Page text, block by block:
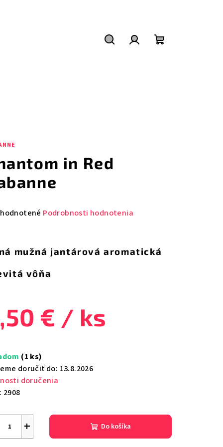
in Red
Podrobnosti hodnotenia
mužná jantárová aromatická
vôňa
€ / ks
(1 ks)
doručiť do: 13.8.2026
doručenia
2908
+ Do košíka